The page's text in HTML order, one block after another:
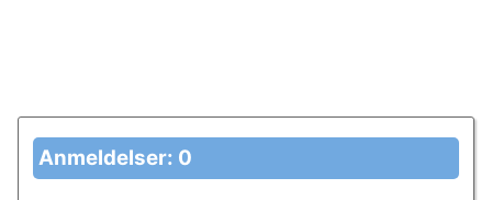
Anmeldelser: 0